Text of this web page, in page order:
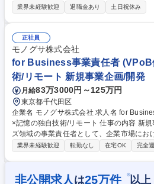
ャーをお任せします。用地選定から系統連
定、系統連系協議、蓄電池の調達・評価、
を行います。さらに、事業計画や資金計画
い、多角的な視点でプロジェクトを推進し
生します。パートナー企業との共同開発等
て、脱炭素社会の実現に向けた事業を牽引します。 募集職種
電池の事業開発PM】数千億円規模の開発で
業界未経験歓迎 退職金あり 土日祝休み
正社員
モノグサ株式会社
for Business事業責任者 (VPoB
術/リモート 新規事業企画/開発
月給83万3000円～125万円
東京都千代田区
企業名 モノグサ株式会社 求人名 for Business事業責任者 (VPoB候補)｜AI
×記憶の独自技術/リモート 仕事の内容 新規事業である、エンタープライ
ズ領域の事業責任者として、企業市場にお
し、更なる事業成長を牽引いただきます。 ■事業戦略の策定と実行推進 ■
事業運営の最適化と仕組み化 ■経営層への
ント ■プロダクト開発への戦略的貢献 募集職種 for Business事業責任者
業界未経験歓迎 転勤なし 在宅OK 完全
非公開求人 は25万件 ※以上